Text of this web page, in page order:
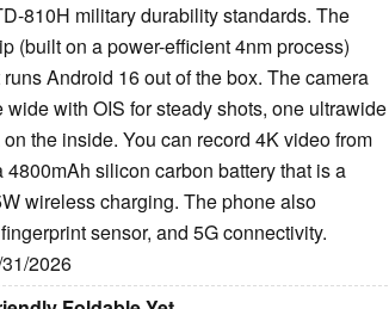
810H military durability standards. The
(built on a power-efficient 4nm process)
Android 16 out of the box. The camera
with OIS for steady shots, one ultrawide
the inside. You can record 4K video from
silicon carbon battery that is a
wireless charging. The phone also
sensor, and 5G connectivity.
2026